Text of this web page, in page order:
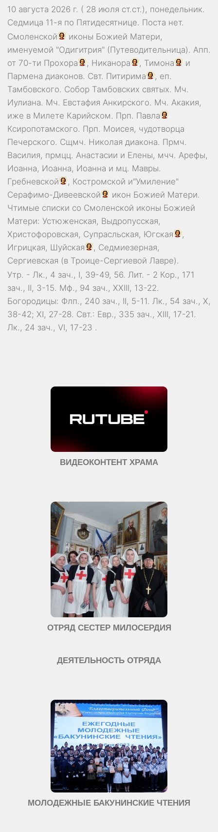
10 августа 2026 г. ( 28 июля ст.ст.), понедельник.
Седмица 11-я по Пятидесятнице. Поста нет.
Смоленской
иконы Божией Матери,
именуемой "Одигитрия" (Путеводительница). Апп.
от 70-ти Прохора , Никанора , Тимона
и
Пармена диаконов. Свт. Питирима
, еп.
Тамбовского. Собор Тамбовских святых. Мч.
Иулиана. Мч. Евстафия Анкирского. Мч. Акакия,
иже в Милете Карийском. Прп. Павла
Ксиропотамского. Прп. Моисея, чудотворца
Печерского. Сщмч. Николая диакона. Прмч.
Василия, прмцц. Анастасии и Елены, мчч. Арефы,
Иоанна, Иоанна, Иоанна и мц. Мавры.
Гребневской
, Костромской и"Умиление"
Серафимо-Дивеевской
икон Божией Матери.
Чтимые списки со Смоленской иконы Божией
Матери: Устюженская, Выдропусская,
Христофоровская, Супрасльская, Югская
,
Игрицкая, Шуйская , Седмиезерная,
Сергиевская (в Троице-Сергиевой Лавре).
Утр. - Лк., 4 зач., I, 39-49, 56. Лит. - 2 Кор., 171
зач., II, 3-15. Мф., 94 зач., XXIII, 13-22.
Богородицы: Флп., 240 зач., II, 5-11. Лк., 54 зач., X,
38-42; XI, 27-28. Свт.: Евр., 335 зач., XIII, 17-21.
Лк., 24 зач., VI, 17-23 .
ВИДЕОКОНТЕНТ ХРАМА
ОТРЯД СЕСТЕР МИЛОСЕРДИЯ
ДЕЯТЕЛЬНОСТЬ ОТРЯДА
МОЛОДЕЖНЫЕ БАКУНИНСКИЕ ЧТЕНИЯ